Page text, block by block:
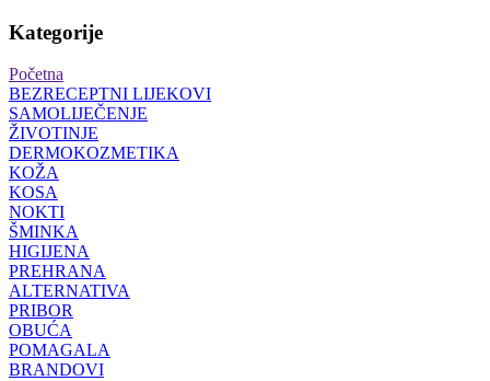
Kategorije
Početna
BEZRECEPTNI LIJEKOVI
SAMOLIJEČENJE
ŽIVOTINJE
DERMOKOZMETIKA
KOŽA
KOSA
NOKTI
ŠMINKA
HIGIJENA
PREHRANA
ALTERNATIVA
PRIBOR
OBUĆA
POMAGALA
BRANDOVI